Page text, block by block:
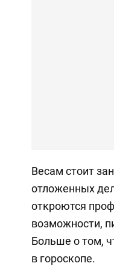
Весам стоит
отложенных
откроются
возможности,
Больше о том,
в гороскопе.